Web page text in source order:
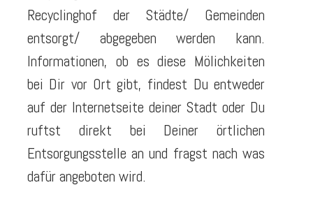
Recyclinghof der Städte/ Gemeinden
entsorgt/ abgegeben werden kann.
Informationen, ob es diese Mölichkeiten
bei Dir vor Ort gibt, findest Du entweder
auf der Internetseite deiner Stadt oder Du
ruftst direkt bei Deiner örtlichen
Entsorgungsstelle an und fragst nach was
dafür angeboten wird.